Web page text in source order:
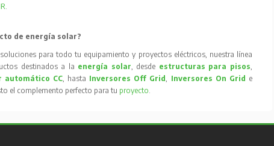
.
de energía solar?
para todo tu equipamiento y proyectos eléctricos, nuestra línea
destinados a la energía solar, desde estructuras para pisos,
CC, hasta Inversores Off Grid, Inversores On Grid e
el complemento perfecto para tu proyecto.